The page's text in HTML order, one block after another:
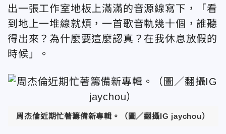
出一張工作室地板上滿滿的音源線寫下，「看
到地上一堆線就煩，一首歌音軌幾十個，誰聽
得出來？為什麼要這麼認真？在我休息放假的
時候」。
周杰倫近期忙著籌備新專輯。（圖／翻攝IG jaychou）